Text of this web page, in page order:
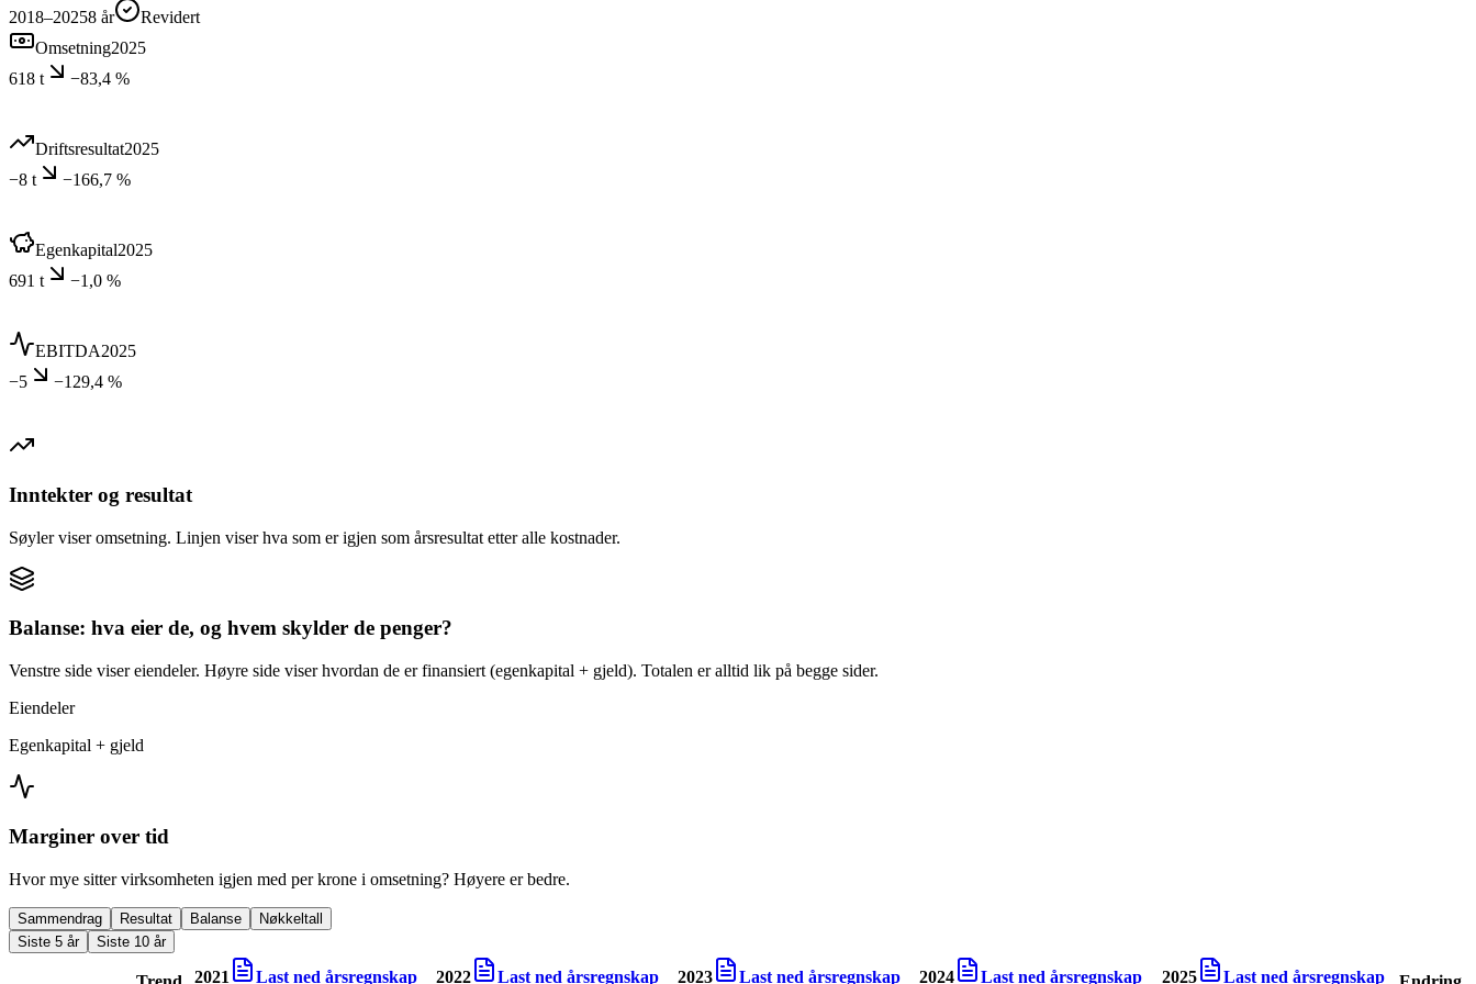
2018–20258 år
Revidert
Omsetning2025
618 t
−83,4 %
Driftsresultat2025
−8 t
−166,7 %
Egenkapital2025
691 t
−1,0 %
EBITDA2025
−5
−129,4 %
Inntekter og resultat
Søyler viser omsetning. Linjen viser hva som er igjen som årsresultat etter alle kostnader.
Balanse: hva eier de, og hvem skylder de penger?
Venstre side viser eiendeler. Høyre side viser hvordan de er finansiert (egenkapital + gjeld). Totalen er alltid lik på begge sider.
Eiendeler
Egenkapital + gjeld
Marginer over tid
Hvor mye sitter virksomheten igjen med per krone i omsetning? Høyere er bedre.
Sammendrag Resultat Balanse
Nøkkeltall
Siste 5 år
Siste 10 år
2021 Last ned årsregnskap 2022 Last ned årsregnskap 2023 Last ned årsregnskap 2024 Last ned årsregnskap 2025 Last ned årsregnskap